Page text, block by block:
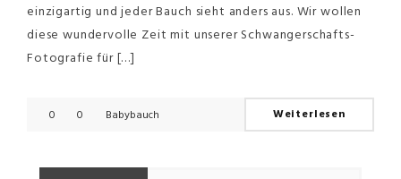
einzigartig und jeder Bauch sieht anders aus. Wir wollen
diese wundervolle Zeit mit unserer Schwangerschafts-
Fotografie für […]
0 0 Babybauch Weiterlesen